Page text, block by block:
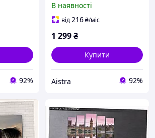
92%
65E021P90
В наявності
від216₴/міс
1 299₴
Купити
Aistra 92%